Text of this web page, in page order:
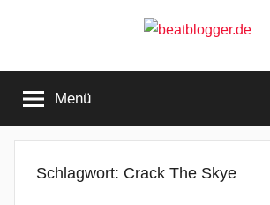
beatblogger.de
the
beat
goes
Menü
Schlagwort: Crack The Skye